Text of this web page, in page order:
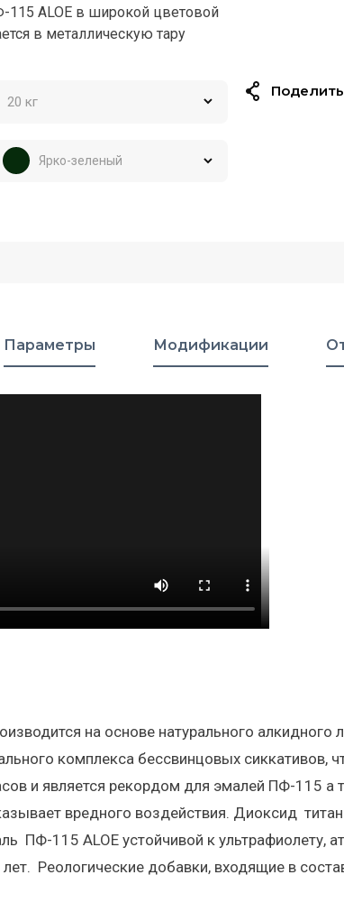
115 ALOE в широкой цветовой
в металлическую тару
Ярко-зеленый
Параметры Модификации
на основе натурального алкидного
комплекса бессвинцовых сиккативов,
и является рекордом для эмалей ПФ-115 а
вредного воздействия. Диоксид
ПФ-115 ALOE устойчивой к ультрафиолету,
Реологические добавки, входящие в